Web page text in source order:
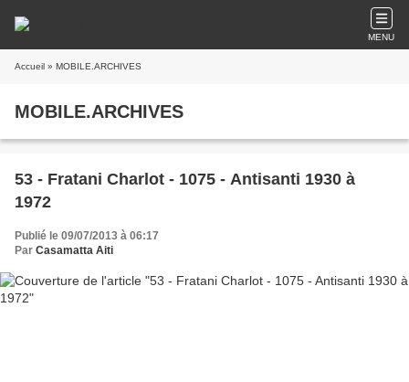
MENU
Accueil » MOBILE.ARCHIVES
MOBILE.ARCHIVES
53 - Fratani Charlot - 1075 - Antisanti 1930 à
1972
Publié le 09/07/2013 à 06:17
Par Casamatta Aiti